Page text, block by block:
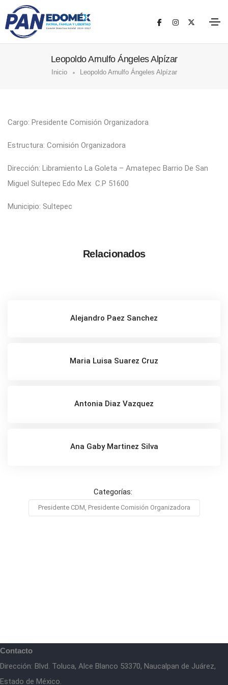
Leopoldo Arnulfo Ángeles Alpízar
Inicio Leopoldo Arnulfo Ángeles Alpízar
Cargo: Presidente Comisión Organizadora
Estructura: Comisión Organizadora
Dirección: Libramiento La Goleta – Amatepec Barrio De San
Miguel Sultepec Edo Mex C.P 51600
Municipio: Sultepec
Relacionados
Alejandro Paez Sanchez
Maria Luisa Suarez Cruz
Antonia Diaz Vazquez
Ana Gaby Martinez Silva
Categorías:
Presidente CDM, Presidente Comisión Organizadora
Contacto
Dirección: Blvd. Toluca, Alce Blanco 53370, Naucalpan de Juárez,
Estado de México.